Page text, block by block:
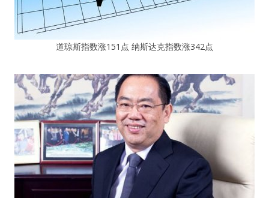
道琼斯指数涨151点 纳斯达克指数涨342点